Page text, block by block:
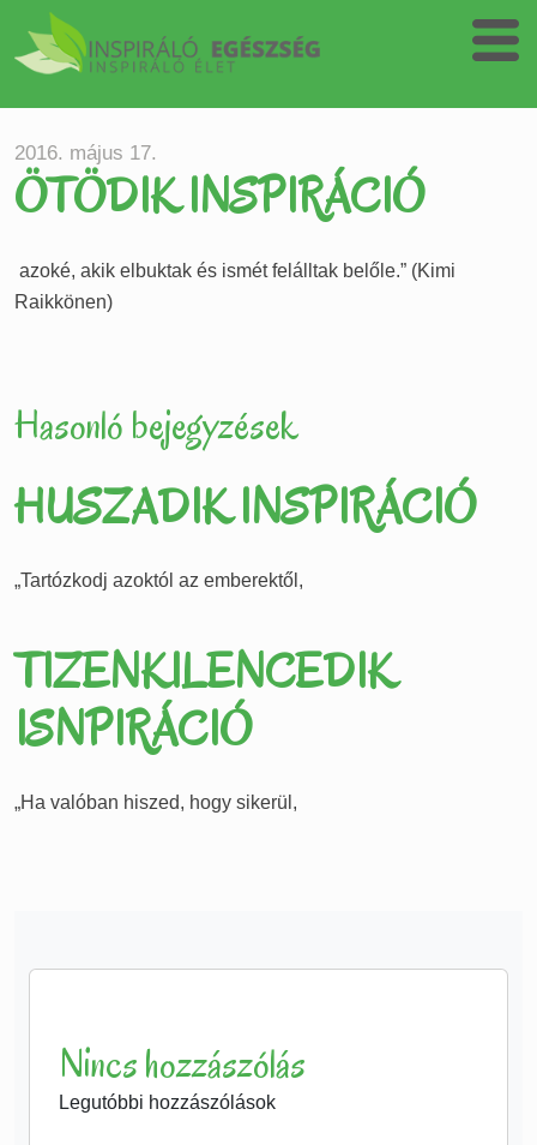
2016. május 17.
ÖTÖDIK INSPIRÁCIÓ
azoké, akik elbuktak és ismét felálltak belőle.” (Kimi
Raikkönen)
Hasonló bejegyzések
HUSZADIK INSPIRÁCIÓ
„Tartózkodj azoktól az emberektől,
TIZENKILENCEDIK
ISNPIRÁCIÓ
„Ha valóban hiszed, hogy sikerül,
Nincs hozzászólás
Legutóbbi hozzászólások